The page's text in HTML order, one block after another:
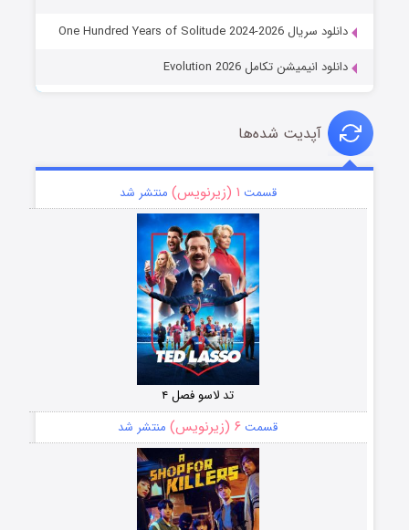
دانلود سریال One Hundred Years of Solitude 2024-2026
دانلود انیمیشن تکامل Evolution 2026
آپدیت شده‌ها
قسمت ۱ (زیرنویس) منتشر شد
تد لاسو فصل ۴
قسمت ۶ (زیرنویس) منتشر شد